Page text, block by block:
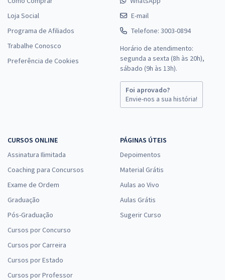
Loja Social
Programa de Afiliados
Trabalhe Conosco
Preferência de Cookies
E-mail
Telefone: 3003-0894
Horário de atendimento:
segunda a sexta (8h às 20h),
sábado (9h às 13h).
Foi aprovado?
Envie-nos a sua história!
CURSOS ONLINE
Assinatura Ilimitada
Coaching para Concursos
Exame de Ordem
Graduação
Pós-Graduação
Cursos por Concurso
Cursos por Carreira
Cursos por Estado
Cursos por Professor
PÁGINAS ÚTEIS
Depoimentos
Material Grátis
Aulas ao Vivo
Aulas Grátis
Sugerir Curso